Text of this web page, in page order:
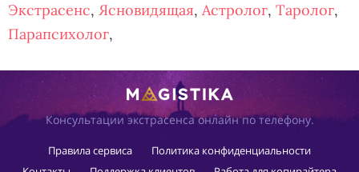
Экстрасенс, Ясновидящая, Астролог, Таролог,
Парапсихолог,
Консультации экстрасенса онлайн по телефону.
Правила сервиса
Политика конфиденциальности